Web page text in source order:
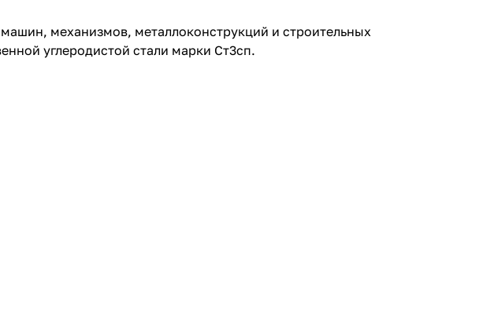
механизмов, металлоконструкций и строительных
углеродистой стали марки Ст3сп.